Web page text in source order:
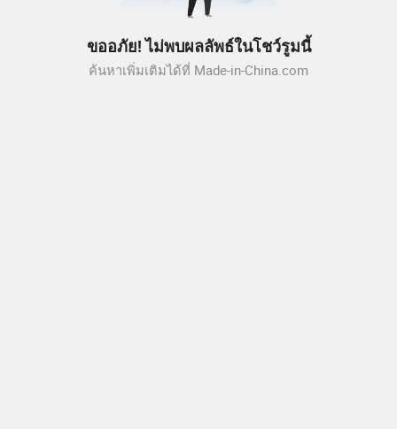
ขออภัย! ไม่พบผลลัพธ์ในโชว์รูมนี้
ค้นหาเพิ่มเติมได้ที่ Made-in-China.com